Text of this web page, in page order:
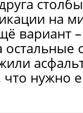
на
вариант
что нужно